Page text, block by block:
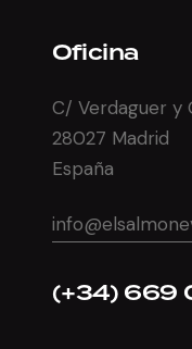
Oficina
C/ Verdaguer y
28027 Madrid
España
(+34) 669